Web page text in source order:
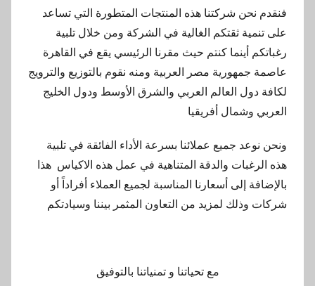
فنقدم نحن شركتنا هذه المنتجات المتطورة التي تساعد
على تنمية ثقتكم الغالية في الشركة ومن خلال تلبية
رغباتكم أينما كنتم حيث مقرنا الرئيسي يقع في القاهرة
عاصمة جمهورية مصر العربية ومنه نقوم بالتوزيع والترويج
لكافة دول العالم العربي والشرق الأوسط ودول الخليج
العربي وشمال أفريقيا
ونحن نوعد جميع عملائنا بسرعة الأداء الفائقة في تلبية
هذه الرغبات والدقة المتناهية في عمل هذه الاكياس هذا
بالإضافة إلى أسعارنا المناسبة لجميع العملاء أفراداً أو
شركات وذلك لمزيد من التعاون المثمر بيننا وسيادتكم
مع تحياتنا و تمنياتنا بالتوفيق